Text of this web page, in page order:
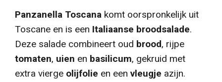
Panzanella Toscana komt oorspronkelijk uit
Toscane en is een Italiaanse broodsalade.
Deze salade combineert oud brood, rijpe
tomaten, uien en basilicum, gekruid met
extra vierge olijfolie en een vleugje azijn.